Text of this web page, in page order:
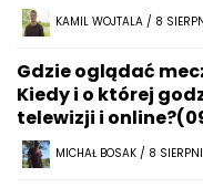
KAMIL WOJTALA / 8
Gdzie oglądać
Kiedy i o której
telewizji i
MICHAŁ BOSAK / 8